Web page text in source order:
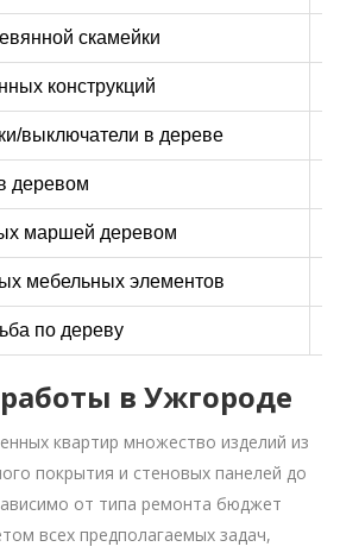
скамейки
конструкций
выключатели в дереве
деревом
маршей деревом
мебельных элементов
по дереву
в Ужгороде
квартир множество изделий из
покрытия и стеновых панелей до
от типа ремонта бюджет
всех предполагаемых задач,